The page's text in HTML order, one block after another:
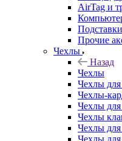
AirTag и
Подставки
Прочие
Чехлы
Назад
Чехлы
Чехлы для
Чехлы-
Чехлы для
Чехлы
Чехлы
Чехлы